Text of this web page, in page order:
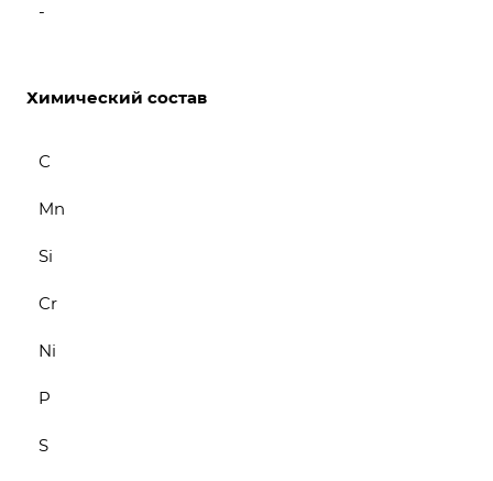
-
Химический состав
С
Mn
Si
Cr
Ni
P
S